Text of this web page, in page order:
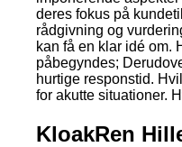
deres fokus på
rådgivning og
kan få en klar idé om.
påbegyndes;
hurtige responstid.
for akutte situationer.
KloakRen